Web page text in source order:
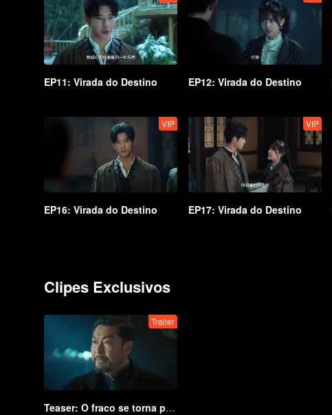
EP11: Virada do Destino EP12: Virada do Destino
VIP
EP16: Virada do Destino
VIP
EP17: Virada do Destino
Clipes Exclusivos
Trailer
Teaser: O fraco se torna poderoso, e uma única palavra interrompe a tempestade! | Virada do Destino